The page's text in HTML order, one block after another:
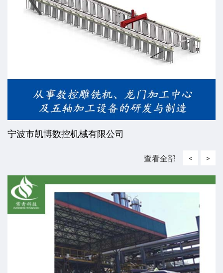
宁波市凯博数控机械有限公司
查看全部 < >